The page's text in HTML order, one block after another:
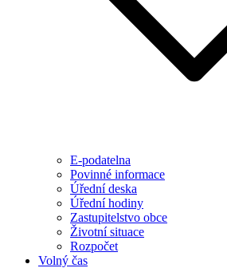
E-podatelna
Povinné informace
Úřední deska
Úřední hodiny
Zastupitelstvo obce
Životní situace
Rozpočet
Volný čas